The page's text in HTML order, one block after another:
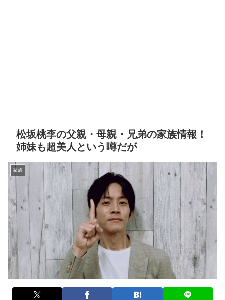
松坂桃李の父親・母親・兄弟の家族情報！
姉妹も超美人という噂だが
家族